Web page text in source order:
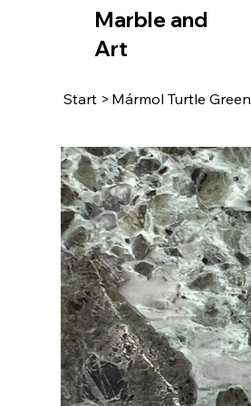
Marble and
Art
Start > Mármol Turtle Green